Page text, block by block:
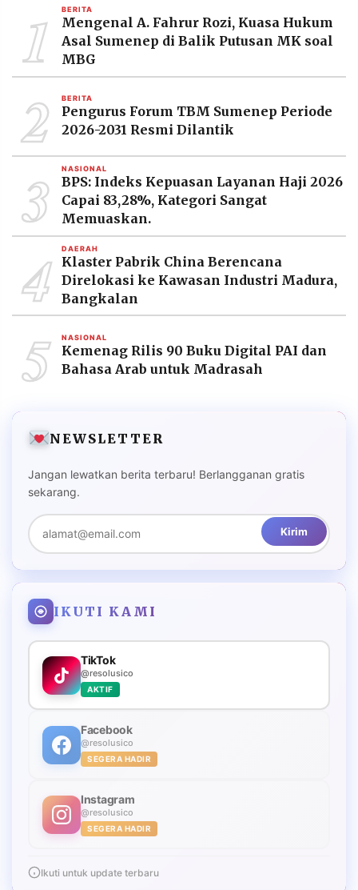
©
Resolusi.co
-
PT.
RESOLUSI
MEDIA
PRAMUDITA
1 BERITA
Mengenal A. Fahrur Rozi, Kuasa Hukum
Asal Sumenep di Balik Putusan MK soal
MBG
2 BERITA
Pengurus Forum TBM Sumenep Periode
2026-2031 Resmi Dilantik
3 NASIONAL
BPS: Indeks Kepuasan Layanan Haji 2026
Capai 83,28%, Kategori Sangat
Memuaskan.
4 DAERAH
Klaster Pabrik China Berencana
Direlokasi ke Kawasan Industri Madura,
Bangkalan
5 NASIONAL
Kemenag Rilis 90 Buku Digital PAI dan
Bahasa Arab untuk Madrasah
NEWSLETTER
Jangan lewatkan berita terbaru! Berlangganan gratis
sekarang.
Kirim
IKUTI KAMI
TikTok
@resolusico
AKTIF
Facebook
@resolusico
SEGERA HADIR
Instagram
@resolusico
SEGERA HADIR
Ikuti untuk update terbaru